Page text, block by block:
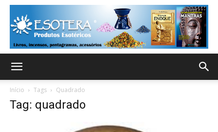
Início Tags Quadrado
Tag: quadrado